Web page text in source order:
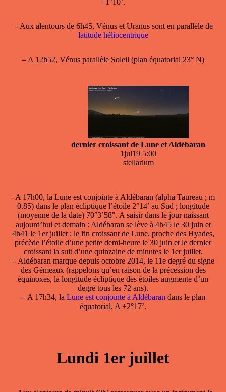
+1°10’.
–Aux alentours de 6h45, Vénus et Uranus sont en parallèle de
latitude héliocentrique
–A 12h52, Vénus parallèle Soleil (plan équatorial 23° N)
dernier croissant de Lune et Aldébaran
1jul19 5:00
stellarium
- A 17h00, la Lune est conjointe à Aldébaran (alpha Taureau ; m
0.85) dans le plan écliptique l’étoile 2°14’ au Sud ; longitude
(moyenne de la date) 70°3’58". A saisir dans le jour naissant
aujourd’hui et demain : Aldébaran se lève à 4h45 le 30 juin et
4h41 le 1er juillet ; le fin croissant de Lune, proche des Hyades,
précède l’étoile d’une petite demi-heure le 30 juin et le dernier
croissant la suit d’une quinzaine de minutes le 1er juillet.
–Aldébaran marque depuis octobre 2014, le 11e degré du signe
des Gémeaux (rappelons qu’en raison de la précession des
équinoxes, la longitude écliptique des étoiles augmente d’un
degré tous les 72 ans).
–A 17h34, la Lune est conjointe à Aldébaran dans le plan
équatorial, ∆ +2°17’.
Lundi 1er juillet